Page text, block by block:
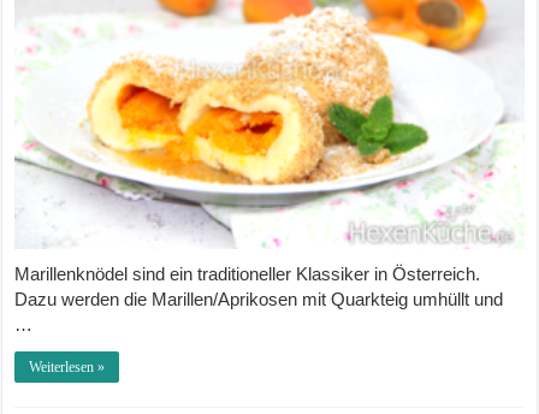
Marillenknödel sind ein traditioneller Klassiker in Österreich.
Dazu werden die Marillen/Aprikosen mit Quarkteig umhüllt und
…
Weiterlesen »